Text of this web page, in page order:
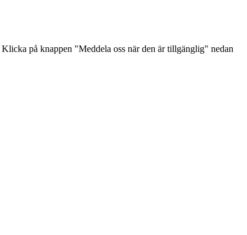
Klicka på knappen "Meddela oss när den är tillgänglig" nedan